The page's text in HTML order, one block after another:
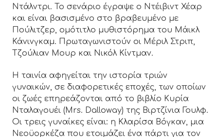
Ντάλντρι. Το σενάριο έγραψε ο Ντέιβιντ Χέαρ
και είναι βασισμένο στο βραβευμένο με
Πούλιτζερ, ομότιτλο μυθιστόρημα του Μάικλ
Κάνινγκαμ. Πρωταγωνιστούν οι Μέριλ Στριπ,
Τζούλιαν Μουρ και Νικόλ Κίντμαν.
Η ταινία αφηγείται την ιστορία τριών
γυναικών, σε διαφορετικές εποχές, των οποίων
οι ζωές επηρεάζονται από το βιβλίο Κυρία
Νταλαγουέι (Mrs. Dalloway) της Βιρτζίνια Γουλφ.
Οι τρεις γυναίκες είναι: η Κλαρίσα Βόγκαν, μια
Νεοϋορκέζα που ετοιμάζει ένα πάρτι για τον